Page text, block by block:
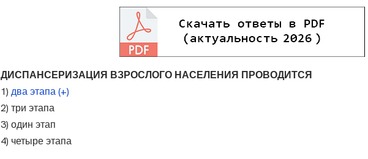
ДИСПАНСЕРИЗАЦИЯ ВЗРОСЛОГО НАСЕЛЕНИЯ ПРОВОДИТСЯ
1) два этапа (+)
2) три этапа
3) один этап
4) четыре этапа